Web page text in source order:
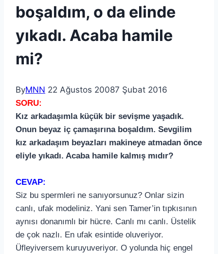
boşaldım, o da elinde
yıkadı. Acaba hamile
mi?
ByMNN 22 Ağustos 20087 Şubat 2016
SORU:
Kız arkadaşımla küçük bir sevişme yaşadık.
Onun beyaz iç çamaşırına boşaldım. Sevgilim
kız arkadaşım beyazları makineye atmadan önce
eliyle yıkadı. Acaba hamile kalmış mıdır?
CEVAP:
Siz bu spermleri ne sanıyorsunuz? Onlar sizin
canlı, ufak modeliniz. Yani sen Tamer’in tıpkısının
aynısı donanımlı bir hücre. Canlı mı canlı. Üstelik
de çok nazlı. En ufak esintide oluveriyor.
Üfleyiversem kuruyuveriyor. O yolunda hiç engel